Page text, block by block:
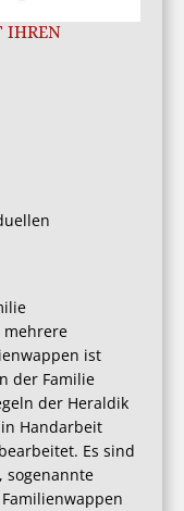
IHREN
mehrere
ist
der Familie
der Heraldik
Handarbeit
Es sind
sogenannte